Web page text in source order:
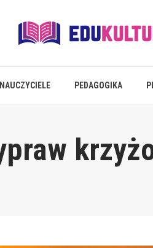
NAUCZYCIELE PEDAGOGIKA